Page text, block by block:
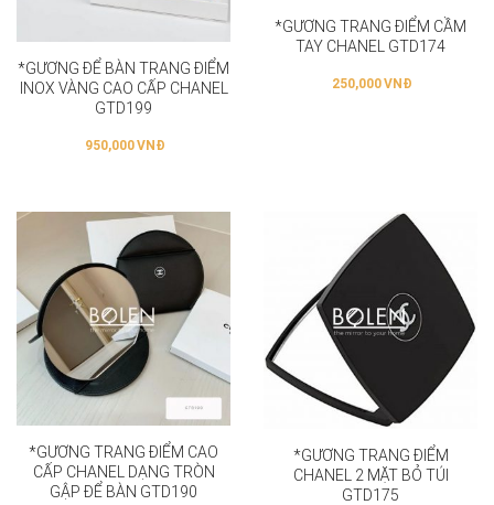
*GƯƠNG ĐỂ BÀN TRANG ĐIỂM
INOX VÀNG CAO CẤP CHANEL
GTD199
950,000VNĐ
*GƯƠNG TRANG ĐIỂM CẦM
TAY CHANEL GTD174
250,000VNĐ
*GƯƠNG TRANG ĐIỂM CAO
CẤP CHANEL DẠNG TRÒN
GẬP ĐỂ BÀN GTD190
*GƯƠNG TRANG ĐIỂM
CHANEL 2 MẶT BỎ TÚI
GTD175